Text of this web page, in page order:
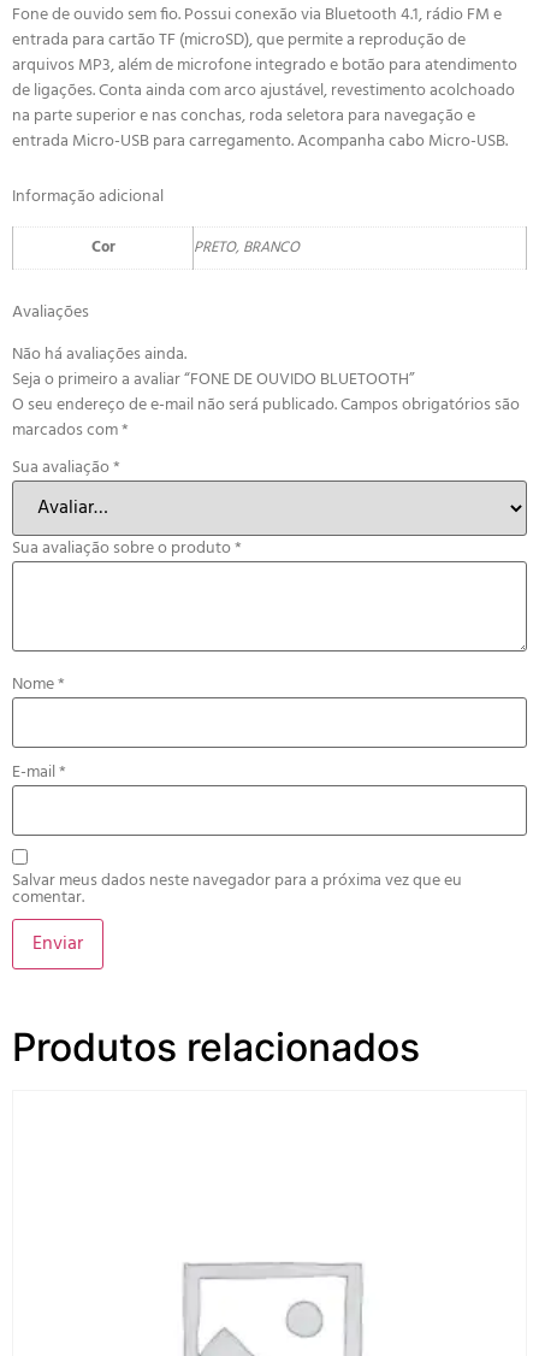
Fone de ouvido sem fio. Possui conexão via Bluetooth 4.1, rádio FM e
entrada para cartão TF (microSD), que permite a reprodução de
arquivos MP3, além de microfone integrado e botão para atendimento
de ligações. Conta ainda com arco ajustável, revestimento acolchoado
na parte superior e nas conchas, roda seletora para navegação e
entrada Micro-USB para carregamento. Acompanha cabo Micro-USB.
Informação adicional
Cor PRETO, BRANCO
Avaliações
Não há avaliações ainda.
Seja o primeiro a avaliar “FONE DE OUVIDO BLUETOOTH”
O seu endereço de e-mail não será publicado.Campos obrigatórios são
marcados com*
Sua avaliação*
Sua avaliação sobre o produto*
Nome*
E-mail*
Salvar meus dados neste navegador para a próxima vez que eu
comentar.
Produtos relacionados